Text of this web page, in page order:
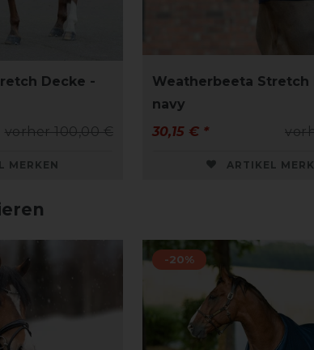
Decke -
vorher 100,00 €
MERKEN
Weatherbeeta Stretch
navy
30,15 € *
ARTIKEL
-20%